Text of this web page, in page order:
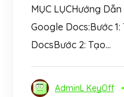
MỤC LỤCHướng
Google Docs:Bước
DocsBước 2: Tạo...
AdminL KeyOff